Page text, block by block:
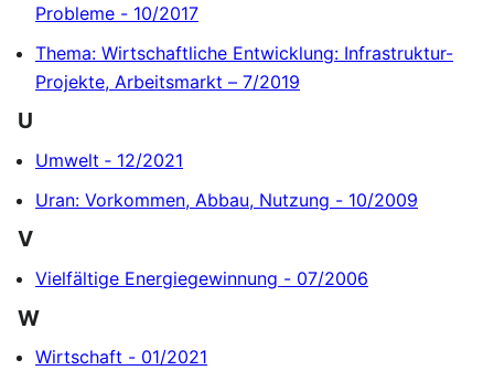
Probleme - 10/2017
Thema: Wirtschaftliche Entwicklung: Infrastruktur-
Projekte, Arbeitsmarkt – 7/2019
U
Umwelt ‐ 12/2021
Uran: Vorkommen, Abbau, Nutzung - 10/2009
V
Vielfältige Energiegewinnung - 07/2006
W
Wirtschaft - 01/2021